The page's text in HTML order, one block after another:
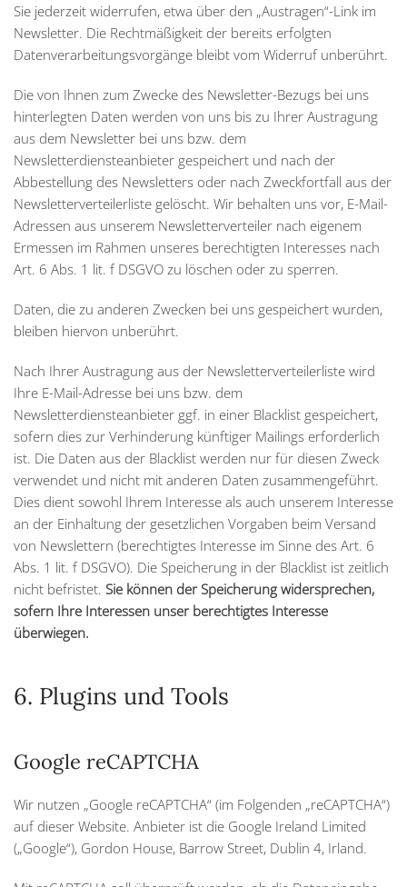
Sie jederzeit widerrufen, etwa über den „Austragen“-Link im
Newsletter. Die Rechtmäßigkeit der bereits erfolgten
Datenverarbeitungsvorgänge bleibt vom Widerruf unberührt.
Die von Ihnen zum Zwecke des Newsletter-Bezugs bei uns
hinterlegten Daten werden von uns bis zu Ihrer Austragung
aus dem Newsletter bei uns bzw. dem
Newsletterdiensteanbieter gespeichert und nach der
Abbestellung des Newsletters oder nach Zweckfortfall aus der
Newsletterverteilerliste gelöscht. Wir behalten uns vor, E-Mail-
Adressen aus unserem Newsletterverteiler nach eigenem
Ermessen im Rahmen unseres berechtigten Interesses nach
Art. 6 Abs. 1 lit. f DSGVO zu löschen oder zu sperren.
Daten, die zu anderen Zwecken bei uns gespeichert wurden,
bleiben hiervon unberührt.
Nach Ihrer Austragung aus der Newsletterverteilerliste wird
Ihre E-Mail-Adresse bei uns bzw. dem
Newsletterdiensteanbieter ggf. in einer Blacklist gespeichert,
sofern dies zur Verhinderung künftiger Mailings erforderlich
ist. Die Daten aus der Blacklist werden nur für diesen Zweck
verwendet und nicht mit anderen Daten zusammengeführt.
Dies dient sowohl Ihrem Interesse als auch unserem Interesse
an der Einhaltung der gesetzlichen Vorgaben beim Versand
von Newslettern (berechtigtes Interesse im Sinne des Art. 6
Abs. 1 lit. f DSGVO). Die Speicherung in der Blacklist ist zeitlich
nicht befristet. Sie können der Speicherung widersprechen,
sofern Ihre Interessen unser berechtigtes Interesse
überwiegen.
6. Plugins und Tools
Google reCAPTCHA
Wir nutzen „Google reCAPTCHA“ (im Folgenden „reCAPTCHA“)
auf dieser Website. Anbieter ist die Google Ireland Limited
(„Google“), Gordon House, Barrow Street, Dublin 4, Irland.